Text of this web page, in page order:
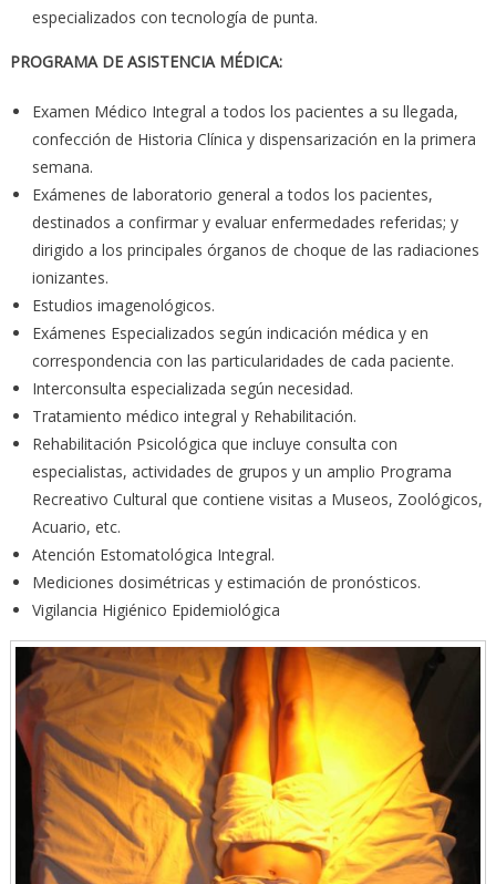
especializados con tecnología de punta.
PROGRAMA DE ASISTENCIA MÉDICA:
Examen Médico Integral a todos los pacientes a su llegada,
confección de Historia Clínica y dispensarización en la primera
semana.
Exámenes de laboratorio general a todos los pacientes,
destinados a confirmar y evaluar enfermedades referidas; y
dirigido a los principales órganos de choque de las radiaciones
ionizantes.
Estudios imagenológicos.
Exámenes Especializados según indicación médica y en
correspondencia con las particularidades de cada paciente.
Interconsulta especializada según necesidad.
Tratamiento médico integral y Rehabilitación.
Rehabilitación Psicológica que incluye consulta con
especialistas, actividades de grupos y un amplio Programa
Recreativo Cultural que contiene visitas a Museos, Zoológicos,
Acuario, etc.
Atención Estomatológica Integral.
Mediciones dosimétricas y estimación de pronósticos.
Vigilancia Higiénico Epidemiológica